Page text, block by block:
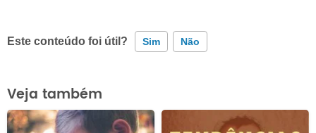
Este conteúdo foi útil? Sim Não
Este conteúdo contém informação incorreta
Este conteúdo não tem a informação que procuro
Veja também